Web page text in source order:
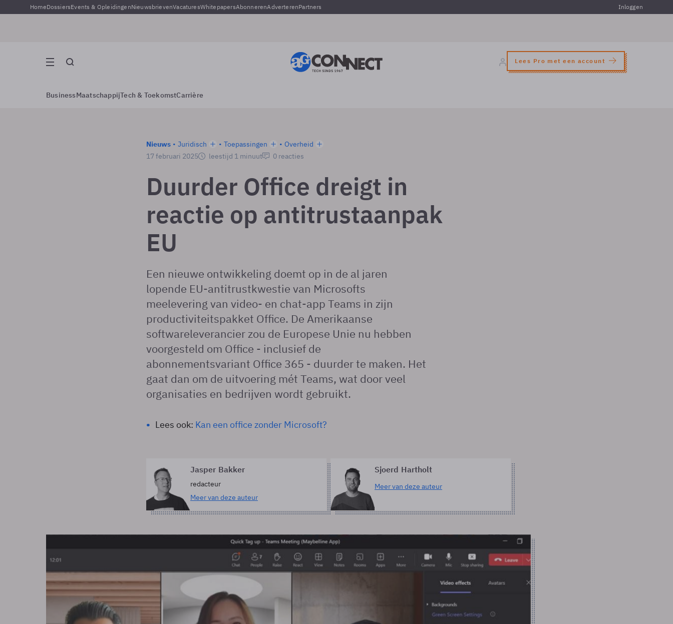
HomeDossiersEvents & OpleidingenNieuwsbrievenVacaturesWhitepapersAbonnerenAdverterenPartners Inloggen
Lees Pro met een account
BusinessMaatschappijTech & ToekomstCarrière
Nieuws Juridisch Toepassingen
Overheid
17 februari 2025
leestijd 1 minuut 0 reacties
Duurder Office dreigt in
reactie op antitrustaanpak
EU
Een nieuwe ontwikkeling doemt op in de al jaren
lopende EU-antitrustkwestie van Microsofts
meelevering van video- en chat-app Teams in zijn
productiviteitspakket Office. De Amerikaanse
softwareleverancier zou de Europese Unie nu hebben
voorgesteld om Office - inclusief de
abonnementsvariant Office 365 - duurder te maken. Het
gaat dan om de uitvoering mét Teams, wat door veel
organisaties en bedrijven wordt gebruikt.
Lees ook: Kan een office zonder Microsoft?
Jasper Bakker
redacteur
Meer van deze auteur
Sjoerd Hartholt
Meer van deze auteur